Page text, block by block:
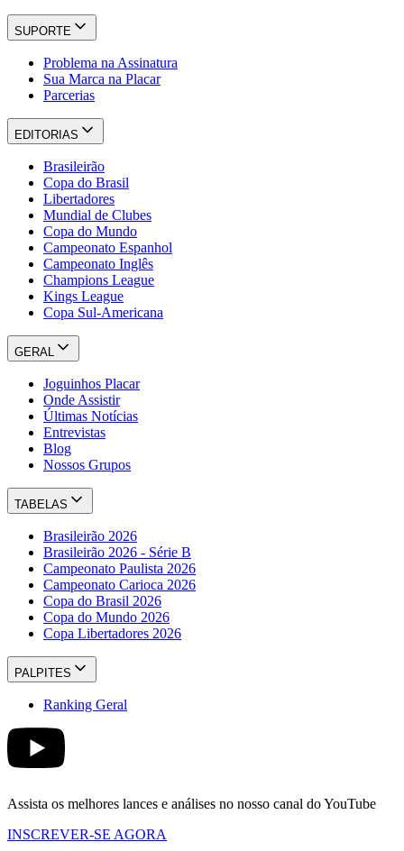
SUPORTE
Problema na Assinatura
Sua Marca na Placar
Parcerias
EDITORIAS
Brasileirão
Copa do Brasil
Libertadores
Mundial de Clubes
Copa do Mundo
Campeonato Espanhol
Campeonato Inglês
Champions League
Kings League
Copa Sul-Americana
GERAL
Joguinhos Placar
Onde Assistir
Últimas Notícias
Entrevistas
Blog
Nossos Grupos
TABELAS
Brasileirão 2026
Brasileirão 2026 - Série B
Campeonato Paulista 2026
Campeonato Carioca 2026
Copa do Brasil 2026
Copa do Mundo 2026
Copa Libertadores 2026
PALPITES
Ranking Geral
Assista os melhores lances e análises no nosso canal do YouTube
INSCREVER-SE AGORA